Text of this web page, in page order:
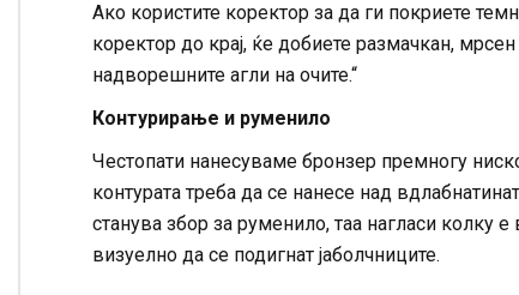
Ако користите коректор за да ги покриете
коректор до крај, ќе добиете размачкан,
надворешните агли на очите.“
Контурирање и руменило
Честопати нанесуваме бронзер премногу
контурата треба да се нанесе над
станува збор за руменило, таа нагласи колку
визуелно да се подигнат јаболчниците.